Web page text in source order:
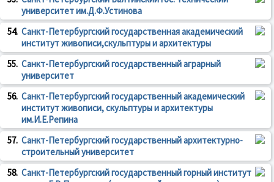
университет им.Д.Ф.Устинова
54. Санкт-Петербургский государственная академический
институт живописи,скульптуры и архитектуры
55. Санкт-Петербургский государственный аграрный
университет
56. Санкт-Петербургский государственный академический
институт живописи, скульптуры и архитектуры
им.И.Е.Репина
57. Санкт-Петербургский государственный архитектурно-
строительный университет
58. Санкт-Петербургский государственный горный институт